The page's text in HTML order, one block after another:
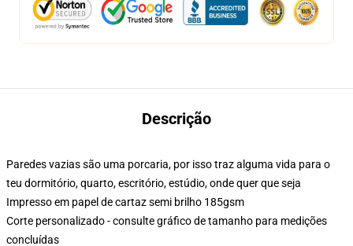
Descrição
Paredes vazias são uma porcaria, por isso traz alguma vida para o
teu dormitório, quarto, escritório, estúdio, onde quer que seja
Impresso em papel de cartaz semi brilho 185gsm
Corte personalizado - consulte gráfico de tamanho para medições
concluídas